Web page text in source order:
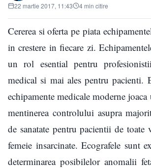
22 martie 2017, 11:43
4 min citire
Cererea si oferta pe piata
in crestere in fiecare zi.
un rol esential pentru
medical si mai ales pentru pacienti.
echipamente medicale moderne
mentinerea controlului asupra
de sanatate pentru pacientii de toate
femeie insarcinate. Ecografele sunt
determinarea posibilelor anomalii